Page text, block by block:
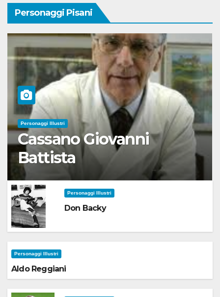
Personaggi Pisani
Personaggi Illustri
Cassano Giovanni
Battista
Personaggi Illustri
Don Backy
Personaggi Illustri
Aldo Reggiani